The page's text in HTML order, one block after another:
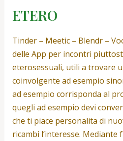
ETERO
Tinder – Meetic – Blendr –
delle App per incontri
eterosessuali, utili a trovare
coinvolgente ad esempio
ad esempio corrisponda al
quegli ad esempio devi
che ti piace personalita di
ricambi l’interesse.